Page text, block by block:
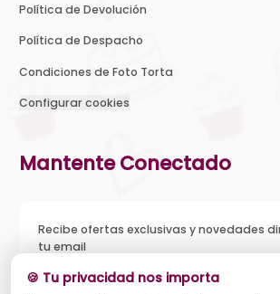
Política de Devolución
Política de Despacho
Condiciones de Foto Torta
Configurar cookies
Mantente Conectado
Recibe ofertas exclusivas y novedades
tu email
🍪 Tu privacidad nos importa